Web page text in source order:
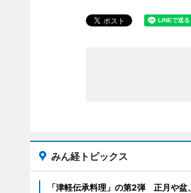
みん経トピックス
「津軽伝承料理」の第2弾 正月や盆、